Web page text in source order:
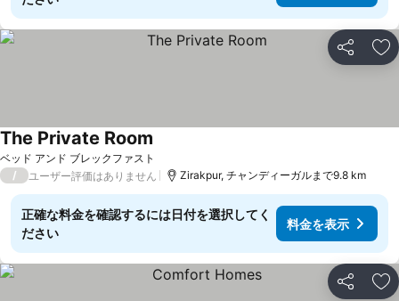
シェア お
ベッド アンド ブレックファスト
The Private Room
/ ユーザー評価はありません Zirakpur, チャンディーガルまで9.8 km
正確な料金を確認するには日付を選択してく
ださい
料金を表示
シェア お